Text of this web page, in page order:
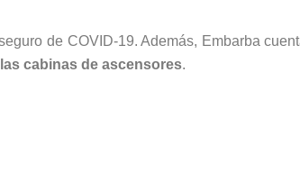
de COVID-19. Además, Embarba
cabinas de ascensores.